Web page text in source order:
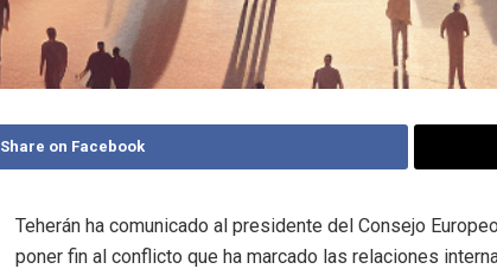
Share on Facebook
Teherán ha comunicado al presidente del Consejo
poner fin al conflicto que ha marcado las relaciones